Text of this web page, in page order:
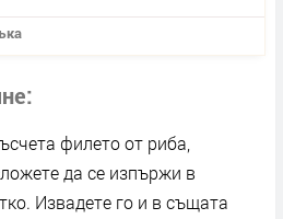
филето от риба,
да се изпържи в
Извадете го и в същата